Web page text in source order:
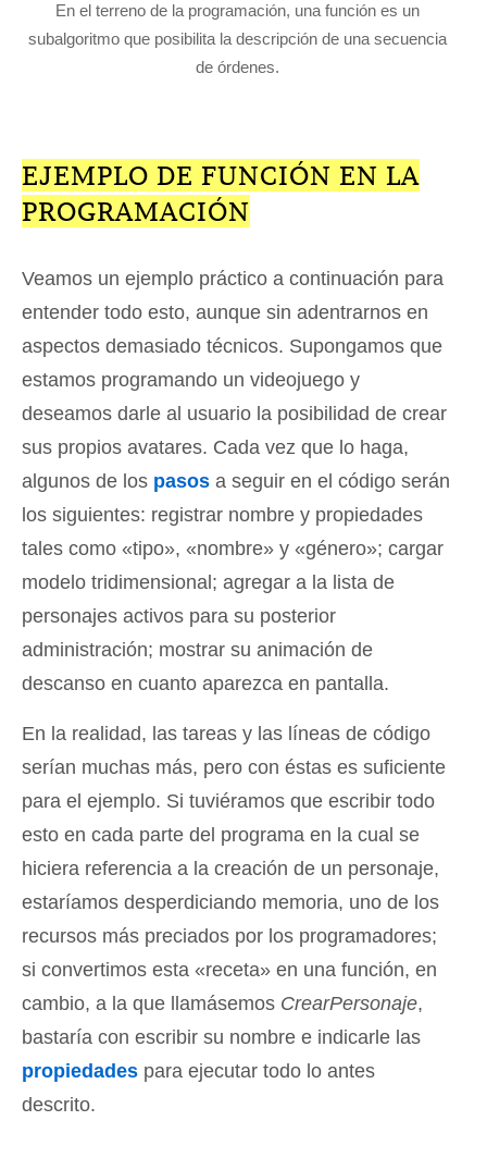
En el terreno de la programación, una función es un
subalgoritmo que posibilita la descripción de una secuencia
de órdenes.
EJEMPLO DE FUNCIÓN EN LA
PROGRAMACIÓN
Veamos un ejemplo práctico a continuación para
entender todo esto, aunque sin adentrarnos en
aspectos demasiado técnicos. Supongamos que
estamos programando un videojuego y
deseamos darle al usuario la posibilidad de crear
sus propios avatares. Cada vez que lo haga,
algunos de los pasos a seguir en el código serán
los siguientes: registrar nombre y propiedades
tales como «tipo», «nombre» y «género»; cargar
modelo tridimensional; agregar a la lista de
personajes activos para su posterior
administración; mostrar su animación de
descanso en cuanto aparezca en pantalla.
En la realidad, las tareas y las líneas de código
serían muchas más, pero con éstas es suficiente
para el ejemplo. Si tuviéramos que escribir todo
esto en cada parte del programa en la cual se
hiciera referencia a la creación de un personaje,
estaríamos desperdiciando memoria, uno de los
recursos más preciados por los programadores;
si convertimos esta «receta» en una función, en
cambio, a la que llamásemos CrearPersonaje,
bastaría con escribir su nombre e indicarle las
propiedades para ejecutar todo lo antes
descrito.